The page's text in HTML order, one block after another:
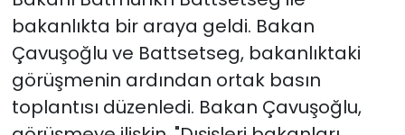
bakanlıkta bir araya geldi. Bakan
Çavuşoğlu ve Battsetseg, bakanlıktaki
görüşmenin ardından ortak basın
toplantısı düzenledi. Bakan Çavuşoğlu,